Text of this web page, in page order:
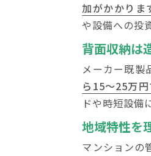
加がかかりま
や設備への投
背面収納は
メーカー既製
ら15〜25万円
ドや時短設備
地域特性を
マンションの